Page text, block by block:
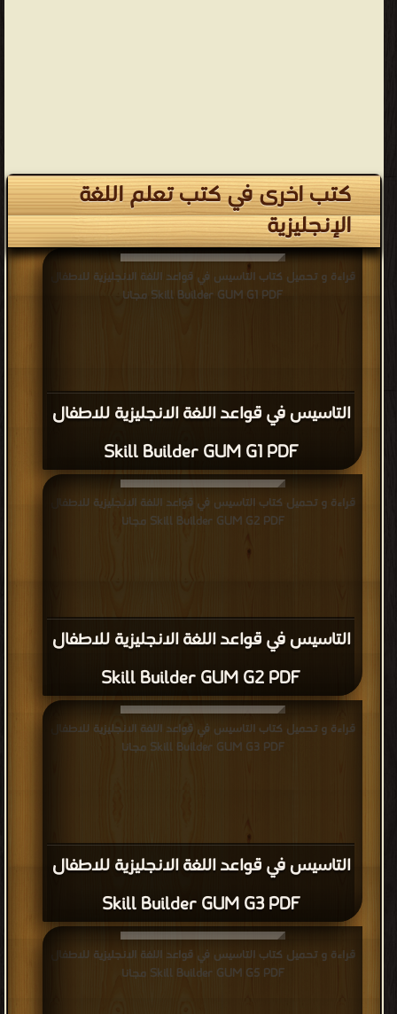
كتب اخرى في كتب تعلم اللغة
الإنجليزية
التاسيس في قواعد اللغة الانجليزية للاطفال
Skill Builder GUM G1 PDF
قراءة و تحميل كتاب التاسيس في قواعد اللغة الانجليزية للاطفال
Skill Builder GUM G1 PDF مجانا
التاسيس في قواعد اللغة الانجليزية للاطفال
Skill Builder GUM G2 PDF
قراءة و تحميل كتاب التاسيس في قواعد اللغة الانجليزية للاطفال
Skill Builder GUM G2 PDF مجانا
التاسيس في قواعد اللغة الانجليزية للاطفال
Skill Builder GUM G3 PDF
قراءة و تحميل كتاب التاسيس في قواعد اللغة الانجليزية للاطفال
Skill Builder GUM G3 PDF مجانا
قراءة و تحميل كتاب التاسيس في قواعد اللغة الانجليزية للاطفال
Skill Builder GUM G5 PDF مجانا